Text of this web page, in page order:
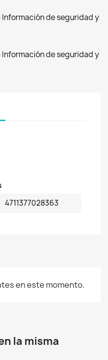
Información de seguridad y
Información de seguridad y
4711377028363
en este momento.
la misma